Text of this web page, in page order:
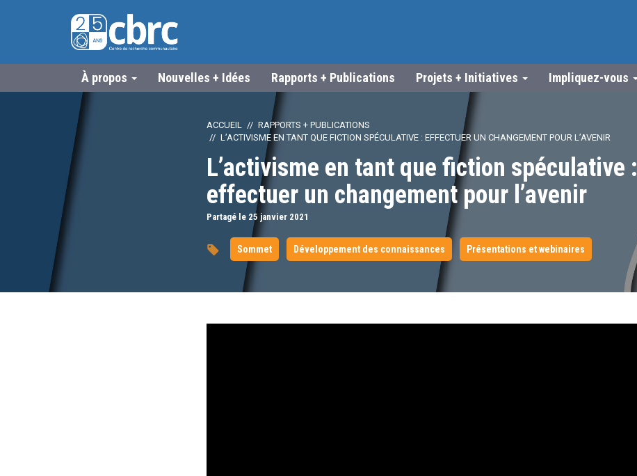
À propos Nouvelles + Idées Rapports + Publications Projets + Initiatives Impliquez-vous
ACCUEIL
RAPPORTS + PUBLICATIONS
L’ACTIVISME EN TANT QUE FICTION SPÉCULATIVE : EFFECTUER UN CHANGEMENT POUR L’AVENIR
L’activisme en tant que fiction spéculative :
effectuer un changement pour l’avenir
Partagé le 25 janvier 2021
Sommet Développement des connaissances Présentations et webinaires